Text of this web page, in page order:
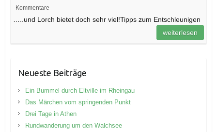
Kommentare
…..und Lorch bietet doch sehr viel!Tipps zum Entschleunigen
weiterlesen
Neueste Beiträge
Ein Bummel durch Eltville im Rheingau
Das Märchen vom springenden Punkt
Drei Tage in Athen
Rundwanderung um den Walchsee